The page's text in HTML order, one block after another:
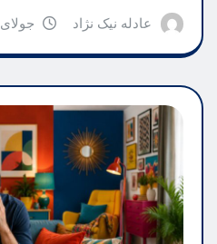
عادله نیک نژاد جولای 23, 2026